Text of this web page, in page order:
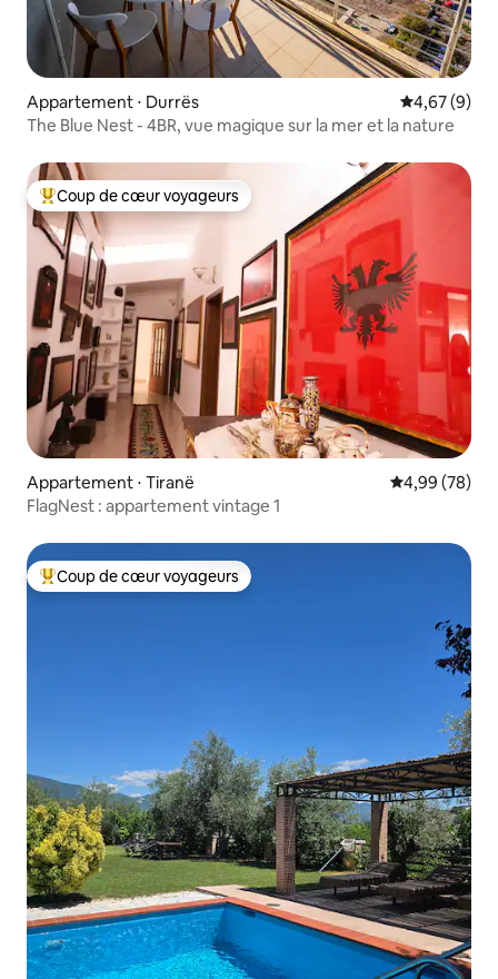
Appartement ⋅ Durrës Évaluation
4,67 (9)
The Blue Nest - 4BR, vue magique sur la mer et la nature
Coups de cœur voyageurs les plus appréciés
Coup de cœur voyageurs
Appartement ⋅ Tiranë Évaluation
4,99 (78)
FlagNest : appartement vintage 1
Coups de cœur voyageurs les plus appréciés
Coup de cœur voyageurs